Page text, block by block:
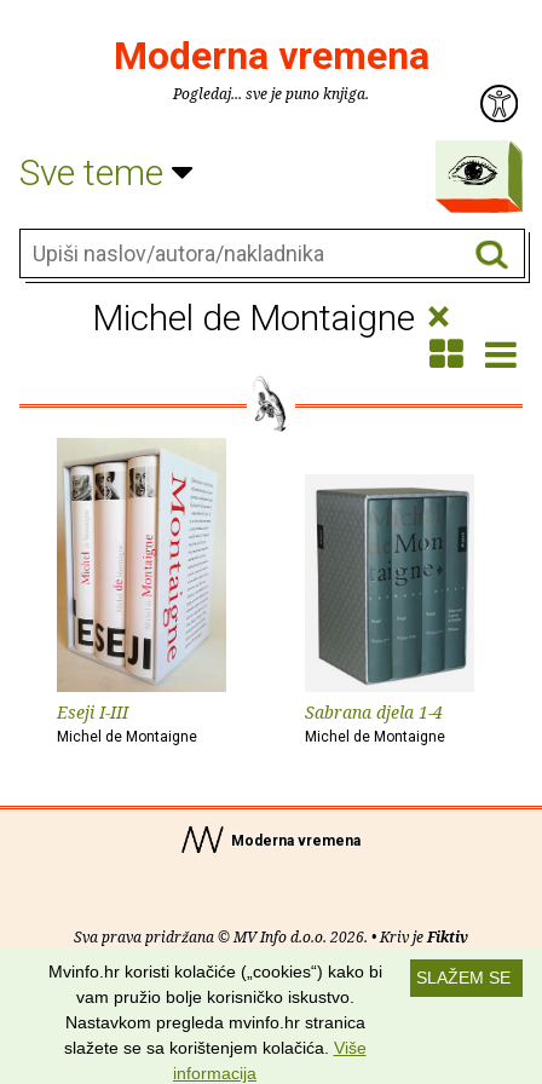
Moderna vremena
Pogledaj... sve je puno knjiga.
Sve teme
Michel de Montaigne ×
Eseji I-III
Michel de Montaigne
Sabrana djela 1-4
Michel de Montaigne
Moderna vremena
Sva prava pridržana © MV Info d.o.o. 2026. • Kriv jeFiktiv
Uvjeti korištenja RSS kanali
Potraži nas na:
SLAŽEM SE
Mvinfo.hr koristi kolačiće („cookies“) kako bi
vam pružio bolje korisničko iskustvo.
Nastavkom pregleda mvinfo.hr stranica
slažete se sa korištenjem kolačića. Više
informacija